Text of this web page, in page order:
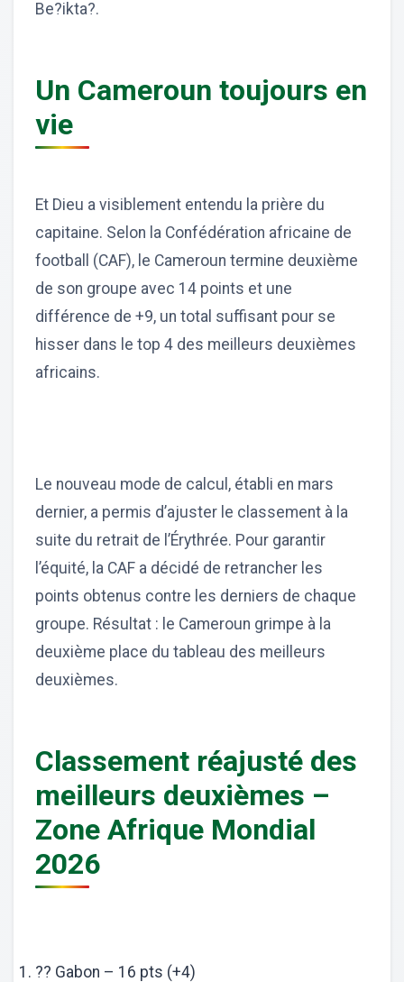
Be?ikta?.
Un Cameroun toujours en
vie
Et Dieu a visiblement entendu la prière du
capitaine. Selon la Confédération africaine de
football (CAF), le Cameroun termine deuxième
de son groupe avec 14 points et une
différence de +9, un total suffisant pour se
hisser dans le top 4 des meilleurs deuxièmes
africains.
Le nouveau mode de calcul, établi en mars
dernier, a permis d’ajuster le classement à la
suite du retrait de l’Érythrée. Pour garantir
l’équité, la CAF a décidé de retrancher les
points obtenus contre les derniers de chaque
groupe. Résultat : le Cameroun grimpe à la
deuxième place du tableau des meilleurs
deuxièmes.
Classement réajusté des
meilleurs deuxièmes –
Zone Afrique Mondial
2026
?? Gabon – 16 pts (+4)